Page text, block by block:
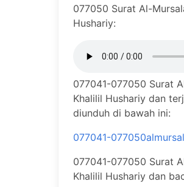
077050 Surat Al-
Hushariy:
077041-077050 Surat
Khalilil Hushariy dan
diunduh di bawah ini:
077041-
077041-077050 Surat
Khalilil Hushariy dan